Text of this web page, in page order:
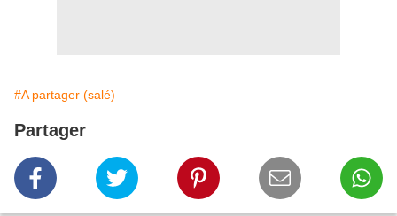
#A partager (salé)
Partager